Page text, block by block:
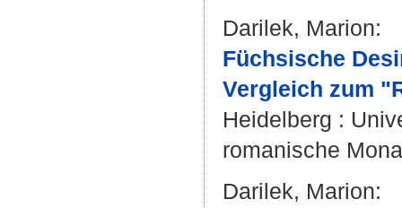
Darilek, Marion:
Füchsische
Vergleich zum
Heidelberg :
romanische
Darilek, Marion: